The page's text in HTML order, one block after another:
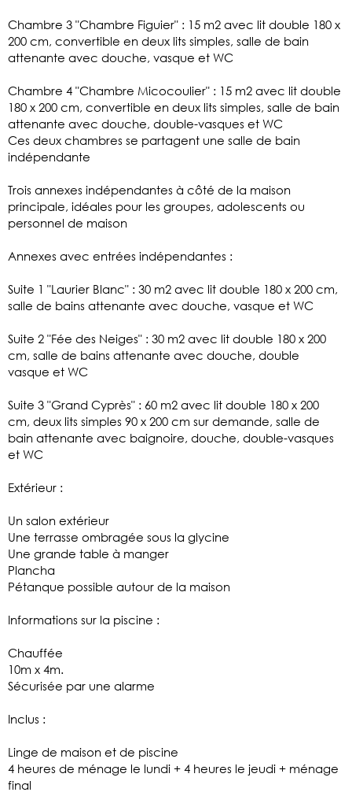
Chambre 3 "Chambre Figuier" : 15 m2 avec lit double 180 x
200 cm, convertible en deux lits simples, salle de bain
attenante avec douche, vasque et WC
Chambre 4 "Chambre Micocoulier" : 15 m2 avec lit double
180 x 200 cm, convertible en deux lits simples, salle de bain
attenante avec douche, double-vasques et WC
Ces deux chambres se partagent une salle de bain
indépendante
Trois annexes indépendantes à côté de la maison
principale, idéales pour les groupes, adolescents ou
personnel de maison
Annexes avec entrées indépendantes :
Suite 1 "Laurier Blanc" : 30 m2 avec lit double 180 x 200 cm,
salle de bains attenante avec douche, vasque et WC
Suite 2 "Fée des Neiges" : 30 m2 avec lit double 180 x 200
cm, salle de bains attenante avec douche, double
vasque et WC
Suite 3 "Grand Cyprès" : 60 m2 avec lit double 180 x 200
cm, deux lits simples 90 x 200 cm sur demande, salle de
bain attenante avec baignoire, douche, double-vasques
et WC
Extérieur :
Un salon extérieur
Une terrasse ombragée sous la glycine
Une grande table à manger
Plancha
Pétanque possible autour de la maison
Informations sur la piscine :
Chauffée
10m x 4m.
Sécurisée par une alarme
Inclus :
Linge de maison et de piscine
4 heures de ménage le lundi + 4 heures le jeudi + ménage
final